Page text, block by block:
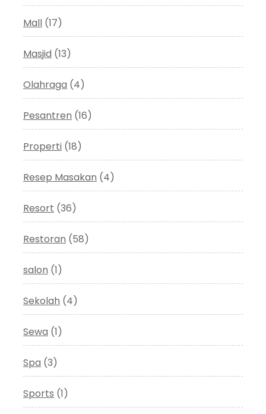
Mall (17)
Masjid (13)
Olahraga (4)
Pesantren (16)
Properti (18)
Resep Masakan (4)
Resort (36)
Restoran (58)
salon (1)
Sekolah (4)
Sewa (1)
Spa (3)
Sports (1)